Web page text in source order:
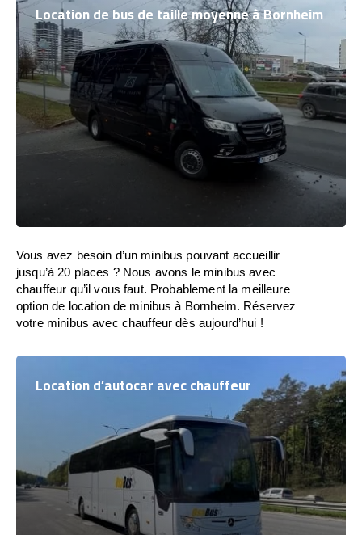
Location de bus de taille moyenne à Bornheim
Vous avez besoin d’un minibus pouvant accueillir
jusqu’à 20 places ? Nous avons le minibus avec
chauffeur qu’il vous faut. Probablement la meilleure
option de location de minibus à Bornheim. Réservez
votre minibus avec chauffeur dès aujourd’hui !
Location d’autocar avec chauffeur